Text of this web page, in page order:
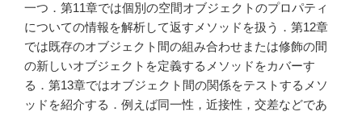
一つ．第11章では個別の空間オブジェクトのプロパティ
についての情報を解析して返すメソッドを扱う．第12章
では既存のオブジェクト間の組み合わせまたは修飾の間
の新しいオブジェクトを定義するメソッドをカバーす
る．第13章ではオブジェクト間の関係をテストするメソ
ッドを紹介する．例えば同一性，近接性，交差などであ